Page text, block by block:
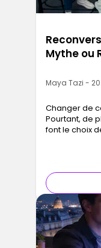
Mythe ou
Maya Tazi -
Changer de
Pourtant, de
font le choix